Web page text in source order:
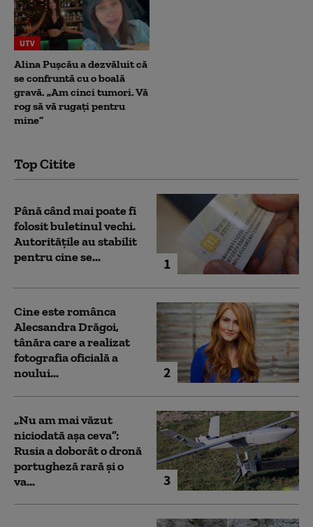
UTV
Alina Pușcău a dezvăluit că
se confruntă cu o boală
gravă. „Am cinci tumori. Vă
rog să vă rugați pentru
mine”
Top Citite
1
Până când mai poate fi
folosit buletinul vechi.
Autoritățile au stabilit
pentru cine se...
2
Cine este românca
Alecsandra Drăgoi,
tânăra care a realizat
fotografia oficială a
noului...
3
„Nu am mai văzut
niciodată așa ceva”:
Rusia a doborât o dronă
portugheză rară și o
va...